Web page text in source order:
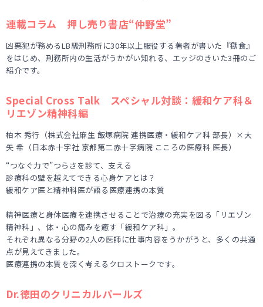
連載コラム 押し売り書店“仲野堂”
凶悪犯が務めるLB級刑務所に30年以上服役する著者が書いた『獄食』
をはじめ、刑務所内の生活がうかがい知れる、エッジのきいた3冊のご
紹介です。
Special Cross Talk スペシャル対談：緩和ケア科＆
リエゾン精神科編
柏木 秀行（株式会社麻生 飯塚病院 連携医療・緩和ケア科 部長）×大
矢 希（日本赤十字社 京都第二赤十字病院 こころの医療科 医長）
“つなぐ力で”つらさを診て、支える
診療科の壁を越えてできる心身ケアとは？
緩和ケア医と精神科医が語る医療連携の本質
精神医療と身体医療を連携させることで治療の充実を図る「リエゾン
精神科」、体・心の痛みを癒す「緩和ケア科」。
それぞれ異なる分野の2人の医師に仕事内容をうかがうと、多くの共通
点が見えてきました。
医療連携の本質を深く考えるクロストークです。
Dr.徳田のクリニカルパールズ